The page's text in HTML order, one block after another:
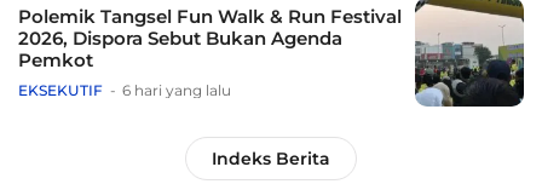
Polemik Tangsel Fun Walk & Run Festival
2026, Dispora Sebut Bukan Agenda
Pemkot
EKSEKUTIF 6 hari yang lalu
Indeks Berita